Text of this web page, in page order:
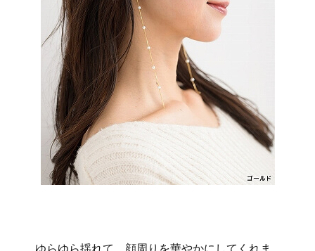
ゆらゆら揺れて、顔周りを華やかにしてくれま